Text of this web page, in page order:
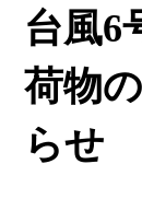
台風6
荷物
らせ